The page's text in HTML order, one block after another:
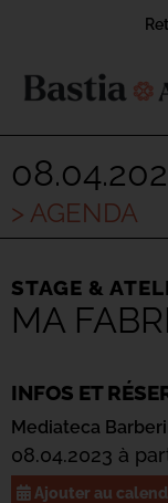
> AGENDA
STAGE &
MA
INFOS ET
Mediateca
08.04.2023 à
Ajouter au